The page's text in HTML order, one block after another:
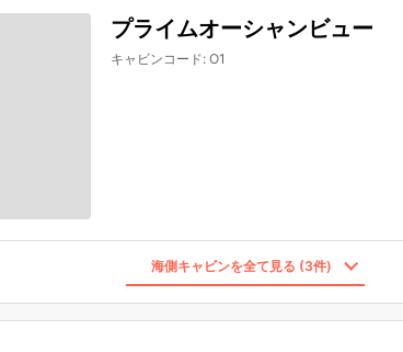
プライムオーシャンビュー
キャビンコード:O1
海側キャビンを全て見る (3件)